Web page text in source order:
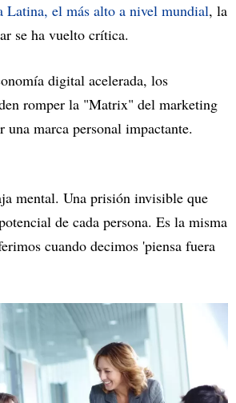
Latina, el más alto a nivel mundial, la
se ha vuelto crítica.
digital acelerada, los
romper la "Matrix" del marketing
una marca personal impactante.
mental. Una prisión invisible que
de cada persona. Es la misma
cuando decimos 'piensa fuera